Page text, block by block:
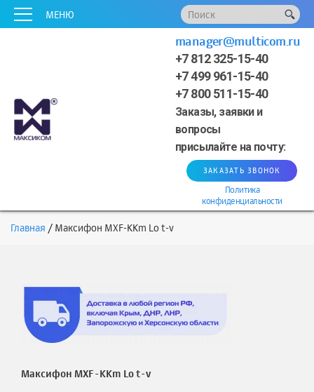
МЕНЮ
+7 812 325-15-40
+7 499 961-15-40
+7 800 511-15-40
Заказы, заявки и
вопросы
присылайте на почту:
manager@multicom.ru
ЗАКАЗАТЬ ЗВОНОК
Политика
конфиденциальности
Главная Максифон MXF-KKm Lo t-v
Максифон MXF-KKm Lo t-v
xxxxx